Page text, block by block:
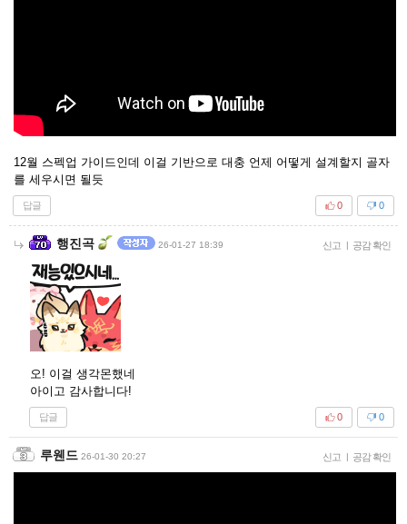
12월 스펙업 가이드인데 이걸 기반으로 대충 언제 어떻게 설계할지 골자
를 세우시면 될듯
답글 0
0
행진곡 26-01-27 18:39 신고 | 공감 확인
오! 이걸 생각몬했네
아이고 감사합니다!
답글 0
0
루웬드 26-01-30 20:27 신고 | 공감 확인